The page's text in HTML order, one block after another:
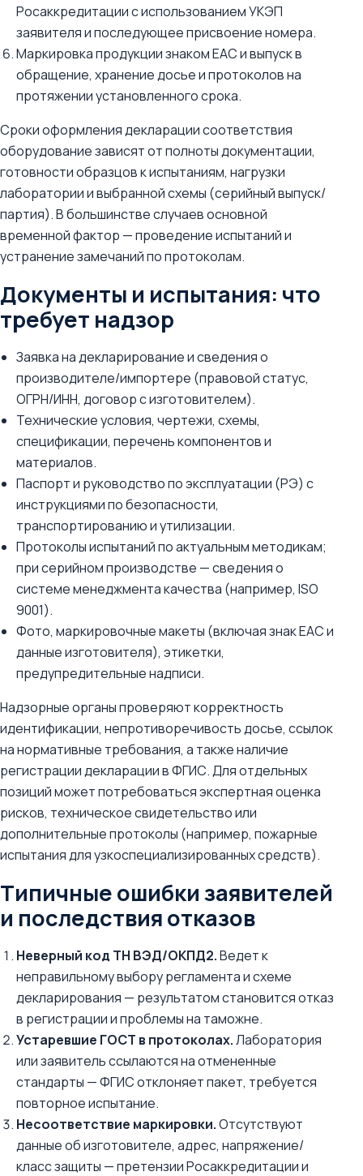
Росаккредитации с использованием УКЭП
заявителя и последующее присвоение номера.
Маркировка продукции знаком ЕАС и выпуск в
обращение, хранение досье и протоколов на
протяжении установленного срока.
Сроки оформления декларации соответствия
оборудование зависят от полноты документации,
готовности образцов к испытаниям, нагрузки
лаборатории и выбранной схемы (серийный выпуск/
партия). В большинстве случаев основной
временной фактор — проведение испытаний и
устранение замечаний по протоколам.
Документы и испытания: что
требует надзор
Заявка на декларирование и сведения о
производителе/импортере (правовой статус,
ОГРН/ИНН, договор с изготовителем).
Технические условия, чертежи, схемы,
спецификации, перечень компонентов и
материалов.
Паспорт и руководство по эксплуатации (РЭ) с
инструкциями по безопасности,
транспортированию и утилизации.
Протоколы испытаний по актуальным методикам;
при серийном производстве — сведения о
системе менеджмента качества (например, ISO
9001).
Фото, маркировочные макеты (включая знак EAC и
данные изготовителя), этикетки,
предупредительные надписи.
Надзорные органы проверяют корректность
идентификации, непротиворечивость досье, ссылок
на нормативные требования, а также наличие
регистрации декларации в ФГИС. Для отдельных
позиций может потребоваться экспертная оценка
рисков, техническое свидетельство или
дополнительные протоколы (например, пожарные
испытания для узкоспециализированных средств).
Типичные ошибки заявителей
и последствия отказов
Неверный код ТН ВЭД/ОКПД2.Ведет к
неправильному выбору регламента и схеме
декларирования — результатом становится отказ
в регистрации и проблемы на таможне.
Устаревшие ГОСТ в протоколах.Лаборатория
или заявитель ссылаются на отмененные
стандарты — ФГИС отклоняет пакет, требуется
повторное испытание.
Несоответствие маркировки.Отсутствуют
данные об изготовителе, адрес, напряжение/
класс защиты — претензии Росаккредитации и